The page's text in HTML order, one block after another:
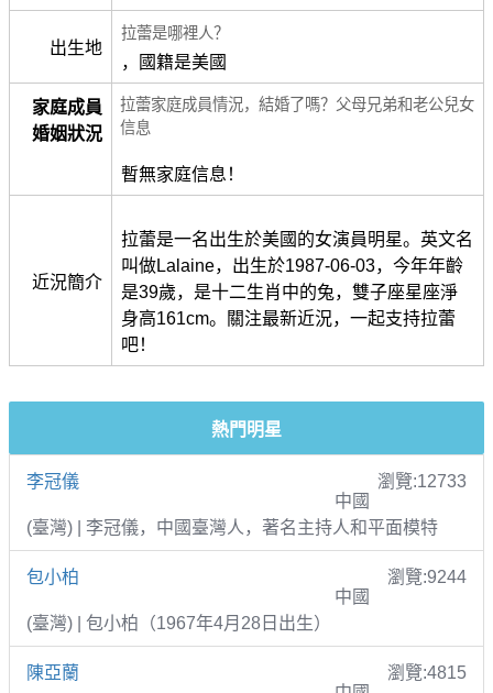
出生地
拉蕾是哪裡人？
，國籍是美國
家庭成員
婚姻狀況
拉蕾家庭成員情況，結婚了嗎？父母兄弟和老公兒女
信息
暫無家庭信息！
近況簡介
拉蕾是一名出生於美國的女演員明星。英文名
叫做Lalaine，出生於1987-06-03，今年年齡
是39歲，是十二生肖中的兔，雙子座星座淨
身高161cm。關注最新近況，一起支持拉蕾
吧！
熱門明星
李冠儀
瀏覽:12733
中國
(臺灣) | 李冠儀，中國臺灣人，著名主持人和平面模特
包小柏
瀏覽:9244
中國
(臺灣) | 包小柏（1967年4月28日出生）
陳亞蘭
瀏覽:4815